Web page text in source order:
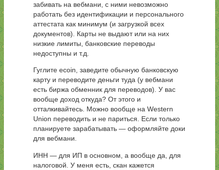
забивать на вебмани, с ними невозможно
работать без идентификации и персонального
аттестата как минимум (и загрузкой всех
документов). Карты не выдают или на них
низкие лимиты, банковские переводы
недоступны и т.д.
Гуглите ecoin, заведите обычную банковскую
карту и переводите деньги туда (у вебмани
есть биржа обменник для переводов). У вас
вообще доход откуда? От этого и
отталкивайтесь. Можно вообще на Western
Union переводить и не париться. Если только
планируете зарабатывать — оформляйте доки
для вебмани.
ИНН — для ИП в основном, а вообще да, для
налоговой. У меня есть, скан кажется